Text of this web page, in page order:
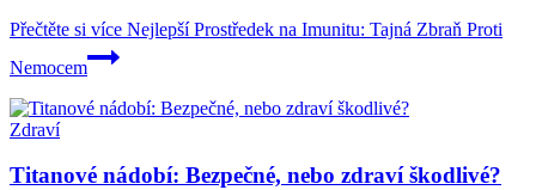
Přečtěte si více Nejlepší Prostředek na Imunitu: Tajná Zbraň Proti
Nemocem
Zdraví
Titanové nádobí: Bezpečné, nebo zdraví škodlivé?